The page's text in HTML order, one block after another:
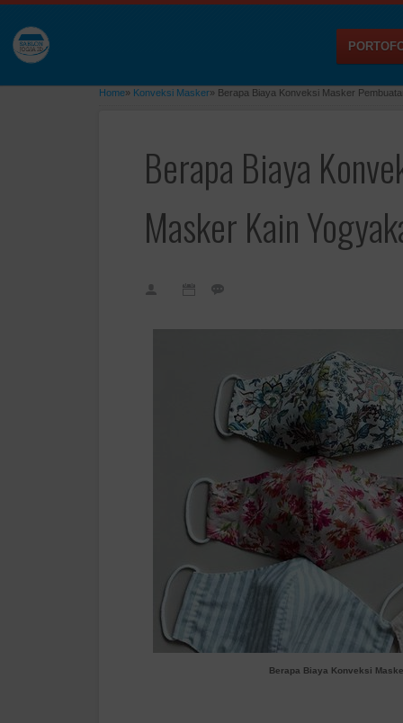
Home» Konveksi Masker» Berapa Biaya Konveksi Masker
Berapa Biaya
Masker Kain
Berapa Biaya Konveksi